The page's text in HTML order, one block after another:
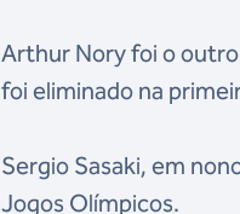
Arthur Nory foi o
foi eliminado na
Sergio Sasaki, em
Jogos Olímpicos.